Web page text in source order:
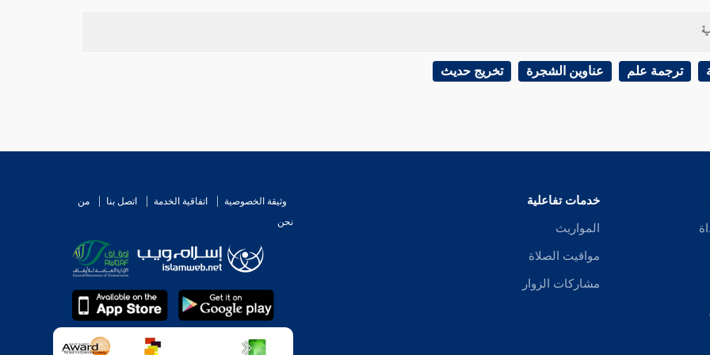
ترجمة علم عناوين الشجرة تخريج حديث
خدمات تفاعلية
المواريث
مواقيت الصلاة
مشاركات الزوار
وثيقة الخصوصية اتفاقية الخدمة اتصل بنا
من
نحن